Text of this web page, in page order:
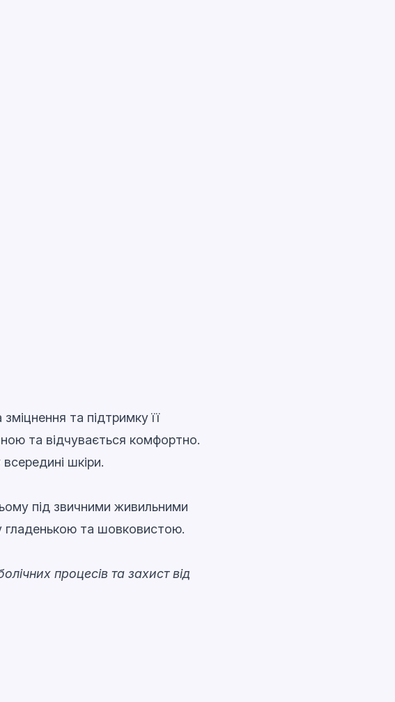
та підтримку її
та відчувається комфортно.
шкіри.
під звичними живильними
гладенькою та шовковистою.
процесів та захист від